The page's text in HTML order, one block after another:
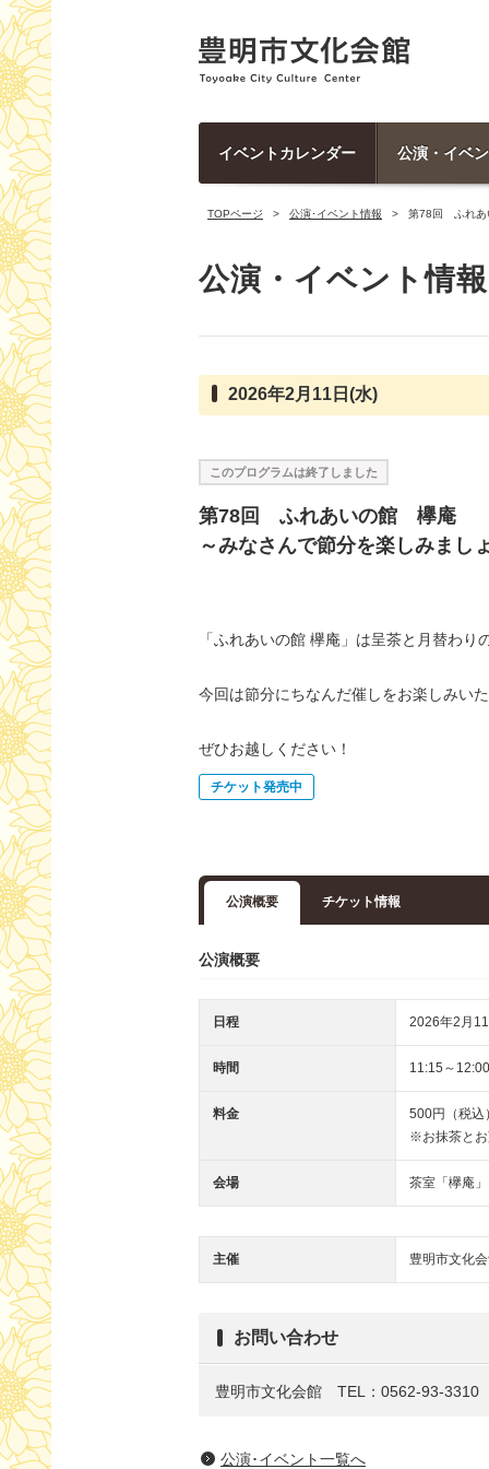
イベントカレンダー 公演・イベ
TOPページ 公演･イベント情報 第78回 ふれ
公演・イベント情報
2026年2月11日(水)
このプログラムは終了しました
第78回 ふれあいの館 欅庵
～みなさんで節分を楽しみまし
「ふれあいの館 欅庵」は呈茶と月替わ
今回は節分にちなんだ催しをお楽しみい
ぜひお越しください！
チケット発売中
公演概要 チケット情報
公演概要
日程 2026年2月
時間 11:15～
料金
500円（税込
※お抹茶と
会場 茶室「欅庵」
主催 豊明市文化
お問い合わせ
豊明市文化会館 TEL：0562-93-3310
公演･イベント一覧へ